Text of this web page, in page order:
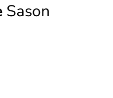
Sason